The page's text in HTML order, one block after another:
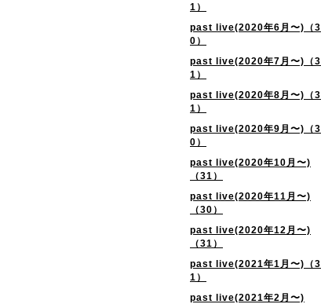
1）
past live(2020年6月〜)（3
0）
past live(2020年7月〜)（3
1）
past live(2020年8月〜)（3
1）
past live(2020年9月〜)（3
0）
past live(2020年10月〜)
（31）
past live(2020年11月〜)
（30）
past live(2020年12月〜)
（31）
past live(2021年1月〜)（3
1）
past live(2021年2月〜)